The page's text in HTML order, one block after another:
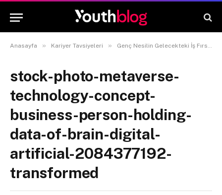
Anasayfa » Kariyer Tavsiyeleri » Genç Nesilin Gelecekteki İş Fırsatları: Trendler ve Beklentiler
stock-photo-metaverse-
technology-concept-
business-person-holding-
data-of-brain-digital-
artificial-2084377192-
transformed